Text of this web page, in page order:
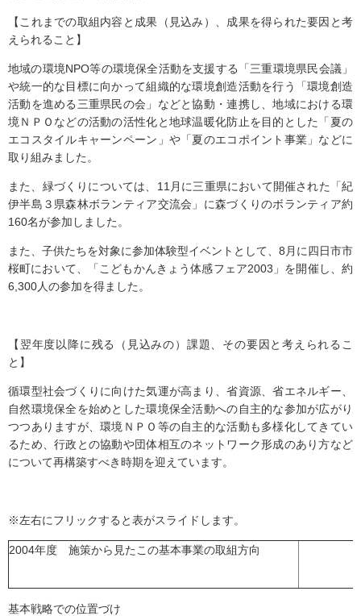
【これまでの取組内容と成果（見込み）、成果を得られた要因と考
えられること】
地域の環境NPO等の環境保全活動を支援する「三重環境県民会議」
や統一的な目標に向かって組織的な環境創造活動を行う「環境創造
活動を進める三重県民の会」などと協動・連携し、地域における環
境ＮＰＯなどの活動の活性化と地球温暖化防止を目的とした「夏の
エコスタイルキャーンペーン」や「夏のエコポイント事業」などに
取り組みました。
また、緑づくりについては、11月に三重県において開催された「紀
伊半島３県森林ボランティア交流会」に森づくりのボランティア約
160名が参加しました。
また、子供たちを対象に参加体験型イベントとして、8月に四日市市
桜町において、「こどもかんきょう体感フェア2003」を開催し、約
6,300人の参加を得ました。
【翌年度以降に残る（見込みの）課題、その要因と考えられるこ
と】
循環型社会づくりに向けた気運が高まり、省資源、省エネルギー、
自然環境保全を始めとした環境保全活動への自主的な参加が広がり
つつありますが、環境ＮＰＯ等の自主的な活動も多様化してきてい
るため、行政との協動や団体相互のネットワーク形成のあり方など
について再構築すべき時期を迎えています。
※左右にフリックすると表がスライドします。
2004年度 施策から見たこの基本事業の取組方向
基本戦略での位置づけ